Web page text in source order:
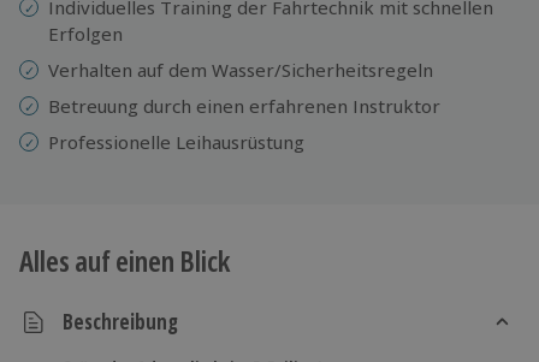
Individuelles Training der Fahrtechnik mit schnellen
Erfolgen
Verhalten auf dem Wasser/Sicherheitsregeln
Betreuung durch einen erfahrenen Instruktor
Professionelle Leihausrüstung
Alles auf einen Blick
Beschreibung